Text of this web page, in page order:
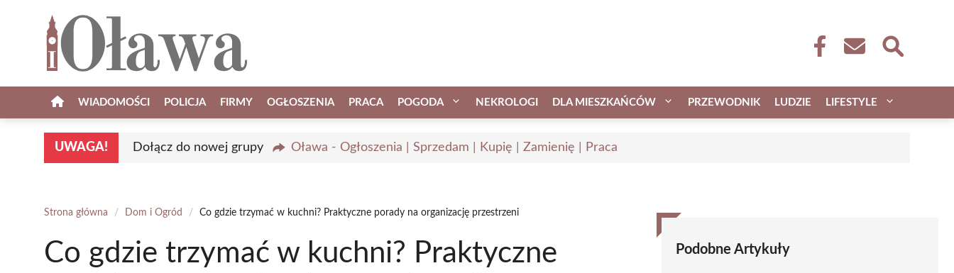
WIADOMOŚCI POLICJA FIRMY OGŁOSZENIA PRACA POGODA NEKROLOGI DLA MIESZKAŃCÓW PRZEWODNIK LUDZIE LIFESTYLE
UWAGA! Dołącz do nowej grupy Oława - Ogłoszenia | Sprzedam | Kupię | Zamienię | Praca
Strona główna / Dom i Ogród / Co gdzie trzymać w kuchni? Praktyczne porady na organizację przestrzeni
Co gdzie trzymać w kuchni? Praktyczne
Podobne Artykuły